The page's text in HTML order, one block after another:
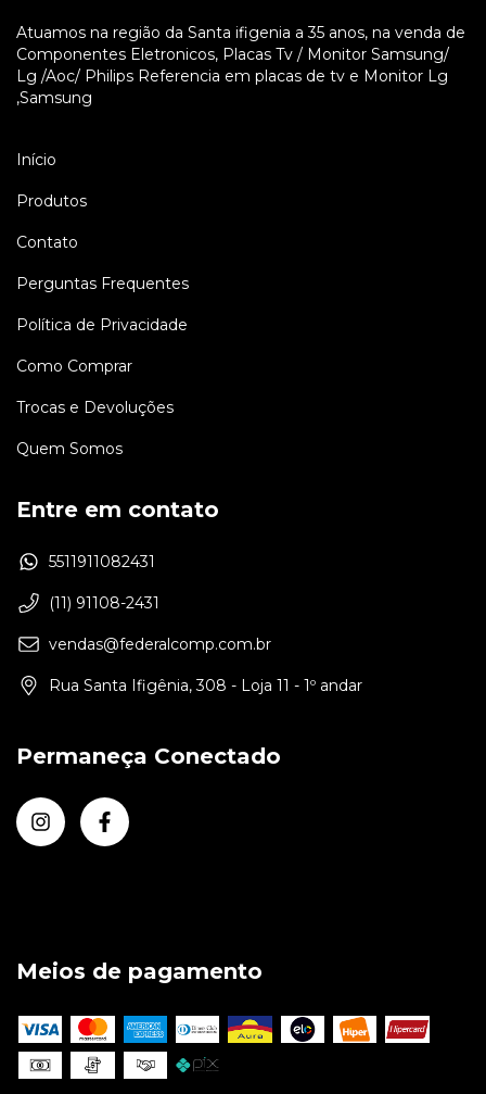
Atuamos na região da Santa ifigenia a 35 anos, na venda de
Componentes Eletronicos, Placas Tv / Monitor Samsung/
Lg /Aoc/ Philips Referencia em placas de tv e Monitor Lg
,Samsung
Início
Produtos
Contato
Perguntas Frequentes
Política de Privacidade
Como Comprar
Trocas e Devoluções
Quem Somos
Entre em contato
5511911082431
(11) 91108-2431
vendas@federalcomp.com.br
Rua Santa Ifigênia, 308 - Loja 11 - 1º andar
Permaneça Conectado
Meios de pagamento